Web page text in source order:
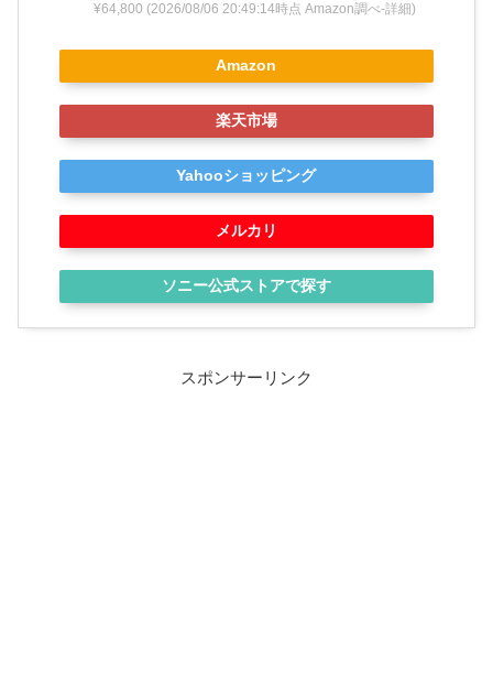
¥64,800 (2026/08/06 20:49:14時点 Amazon調べ-詳細)
Amazon
楽天市場
Yahooショッピング
メルカリ
ソニー公式ストアで探す
スポンサーリンク